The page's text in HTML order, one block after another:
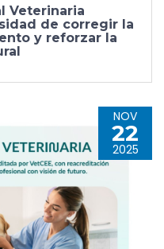
Veterinaria
de corregir la
y reforzar la
NOV
22
2025